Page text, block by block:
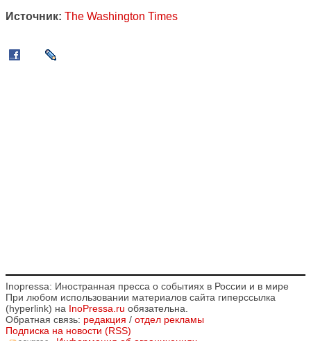
Источник: The Washington Times
Inopressa: Иностранная пресса о событиях в России и в мире
При любом использовании материалов сайта гиперссылка
(hyperlink) на InoPressa.ru обязательна.
Обратная связь: редакция / отдел рекламы
Подписка на новости (RSS)